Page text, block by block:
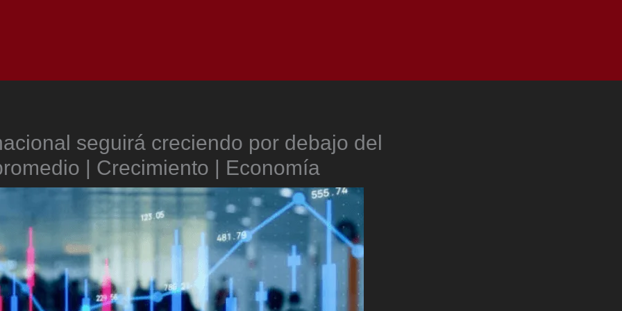
seguirá creciendo por debajo del
| Crecimiento | Economía